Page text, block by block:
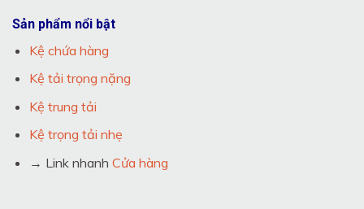
Sản phẩm nổi bật
Kệ chứa hàng
Kệ tải trọng nặng
Kệ trung tải
Kệ trọng tải nhẹ
→ Link nhanh Cửa hàng